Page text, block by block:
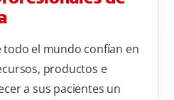
todo el mundo confían en
productos e
a sus pacientes un